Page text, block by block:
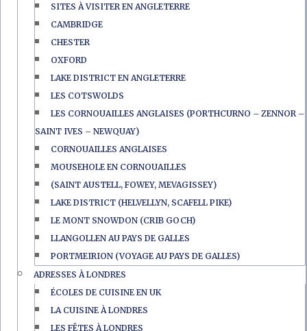
SITES À VISITER EN ANGLETERRE
CAMBRIDGE
CHESTER
OXFORD
LAKE DISTRICT EN ANGLETERRE
LES COTSWOLDS
LES CORNOUAILLES ANGLAISES (PORTHCURNO – ZENNOR –
SAINT IVES – NEWQUAY)
CORNOUAILLES ANGLAISES
MOUSEHOLE EN CORNOUAILLES
(SAINT AUSTELL, FOWEY, MEVAGISSEY)
LAKE DISTRICT (HELVELLYN, SCAFELL PIKE)
LE MONT SNOWDON (CRIB GOCH)
LLANGOLLEN AU PAYS DE GALLES
PORTMEIRION (VOYAGE AU PAYS DE GALLES)
ADRESSES À LONDRES
ÉCOLES DE CUISINE EN UK
LA CUISINE À LONDRES
LES FÊTES À LONDRES